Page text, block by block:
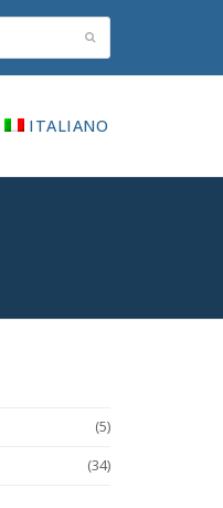
ITALIANO
(5)
(34)